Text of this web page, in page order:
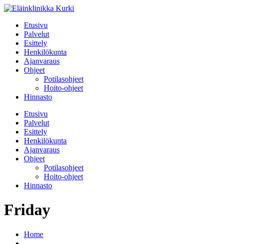
Etusivu
Palvelut
Esittely
Henkilökunta
Ajanvaraus
Ohjeet
Potilasohjeet
Hoito-ohjeet
Hinnasto
Etusivu
Palvelut
Esittely
Henkilökunta
Ajanvaraus
Ohjeet
Potilasohjeet
Hoito-ohjeet
Hinnasto
Friday
Home